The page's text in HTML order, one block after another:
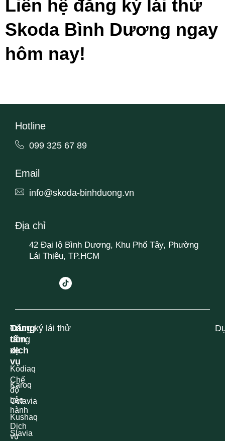
Liên hệ đăng ký lái thử
Skoda Bình Dương ngay
hôm nay!
Hotline
099 325 67 89
Email
info@skoda-binhduong.vn
Địa chỉ
42 Đại lộ Bình Dương, Khu Phố Tây, Phường
Lái Thiêu, TP.HCM
Các
dòng
xe
Kodiaq
Karoq
Octavia
Kushaq
Slavia
Trung
tâm
dịch
vụ
Chế
độ
bảo
hành
Dịch
vụ
Đăng ký lái thử